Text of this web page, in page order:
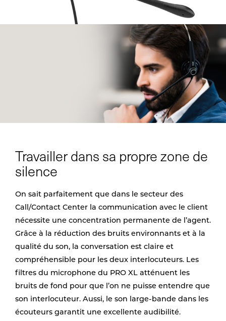
Travailler dans sa propre zone de
silence
On sait parfaitement que dans le secteur des
Call/Contact Center la communication avec le client
nécessite une concentration permanente de l’agent.
Grâce à la réduction des bruits environnants et à la
qualité du son, la conversation est claire et
compréhensible pour les deux interlocuteurs. Les
filtres du microphone du PRO XL atténuent les
bruits de fond pour que l’on ne puisse entendre que
son interlocuteur. Aussi, le son large-bande dans les
écouteurs garantit une excellente audibilité.